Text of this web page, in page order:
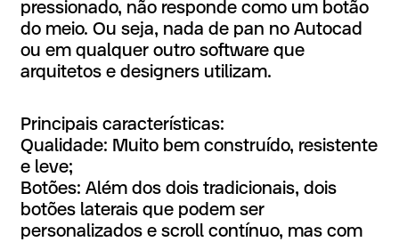
pressionado, não responde como um botão
do meio. Ou seja, nada de pan no Autocad
ou em qualquer outro software que
arquitetos e designers utilizam.
Principais características:
Qualidade: Muito bem construído, resistente
e leve;
Botões: Além dos dois tradicionais, dois
botões laterais que podem ser
personalizados e scroll contínuo, mas com